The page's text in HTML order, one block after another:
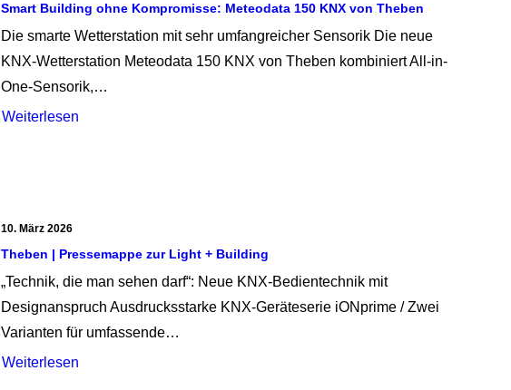
Smart Building ohne Kompromisse: Meteodata 150 KNX von Theben
Die smarte Wetterstation mit sehr umfangreicher Sensorik Die neue
KNX-Wetterstation Meteodata 150 KNX von Theben kombiniert All-in-
One-Sensorik,…
Weiterlesen
10. März 2026
Theben | Pressemappe zur Light + Building
„Technik, die man sehen darf“: Neue KNX-Bedientechnik mit
Designanspruch Ausdrucksstarke KNX-Geräteserie iONprime / Zwei
Varianten für umfassende…
Weiterlesen